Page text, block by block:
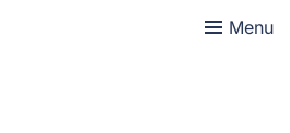
Menu